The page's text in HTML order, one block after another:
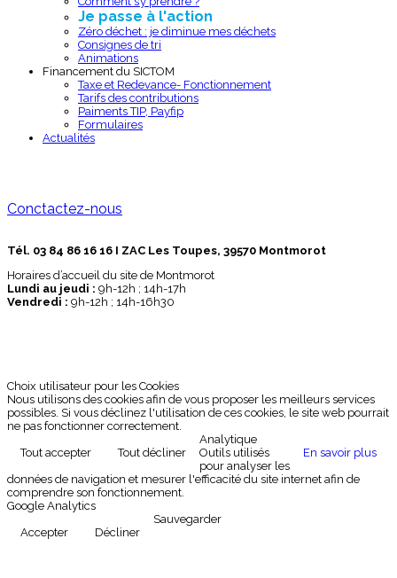
Je passe à l'action
Zéro déchet : je diminue mes déchets
Consignes de tri
Animations
Financement du SICTOM
Taxe et Redevance- Fonctionnement
Tarifs des contributions
Paiments TIP, Payfip
Formulaires
Actualités
Conctactez-nous
Tél. 03 84 86 16 16 I ZAC Les Toupes, 39570 Montmorot
Horaires d’accueil du site de Montmorot
Lundi au jeudi : 9h-12h ; 14h-17h
Vendredi : 9h-12h ; 14h-16h30
Choix utilisateur pour les Cookies
Nous utilisons des cookies afin de vous proposer les meilleurs services
possibles. Si vous déclinez l'utilisation de ces cookies, le site web pourrait
ne pas fonctionner correctement.
Tout accepter
Tout décliner En savoir plus
Analytique
Outils utilisés
pour analyser les
données de navigation et mesurer l'efficacité du site internet afin de
comprendre son fonctionnement.
Google Analytics
Accepter
Décliner
Sauvegarder